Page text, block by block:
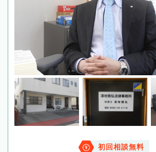
初回相談無料